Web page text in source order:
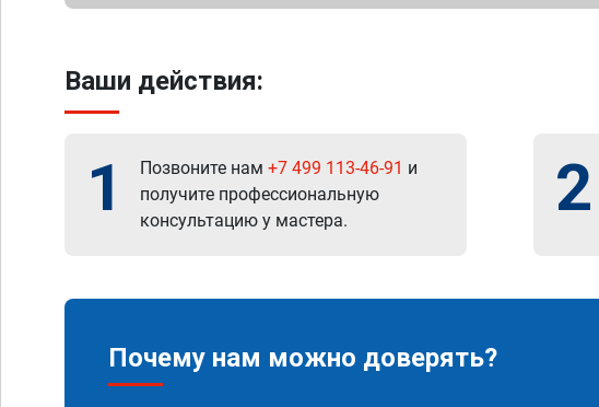
Ваши действия:
1 Позвоните нам +7 499 113-46-91 и
получите профессиональную
консультацию у мастера.
2
Почему нам можно доверять?